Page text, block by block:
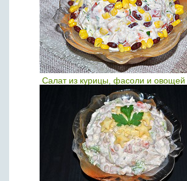
Салат из курицы, фасоли и овощей